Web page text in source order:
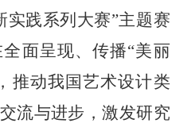
实践系列大赛”主题赛
面呈现、传播“美丽
推动我国艺术设计类
流与进步，激发研究